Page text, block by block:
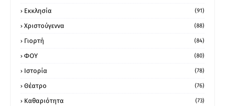
Εκκλησία (91)
Χριστούγεννα (88)
Γιορτή (84)
ΦΟΥ (80)
Ιστορία (78)
Θέατρο (76)
Καθαριότητα (73)